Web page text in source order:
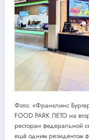
Фото: «Франклинс
FOOD PARK ЛЕТО на
ресторан федеральной
ещё одним резидентом